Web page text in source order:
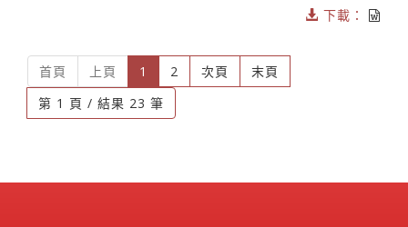
下載：
首頁 上頁 1 (current)
2 次頁
末頁
第 1 頁 / 結果 23 筆